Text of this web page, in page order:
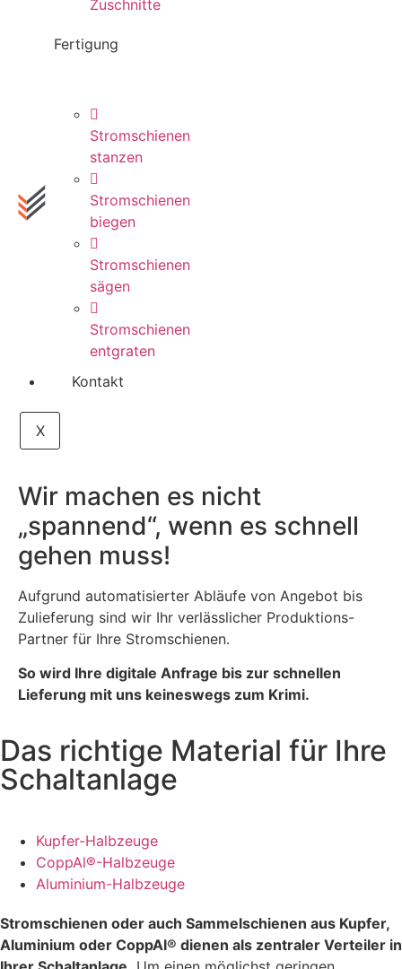
Zuschnitte
Fertigung
Stromschienen
stanzen
Stromschienen
biegen
Stromschienen
sägen
Stromschienen
entgraten
Kontakt
X
Wir machen es nicht
„spannend“, wenn es schnell
gehen muss!
Aufgrund automatisierter Abläufe von Angebot bis
Zulieferung sind wir Ihr verlässlicher Produktions-
Partner für Ihre Stromschienen.
So wird Ihre digitale Anfrage bis zur schnellen
Lieferung mit uns keineswegs zum Krimi.
Das richtige Material für Ihre
Schaltanlage
Kupfer-Halbzeuge
CoppAl®-Halbzeuge
Aluminium-Halbzeuge
Stromschienen oder auch Sammelschienen aus Kupfer,
Aluminium oder CoppAl® dienen als zentraler Verteiler in